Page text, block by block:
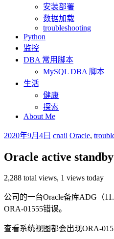
安装部署
数据加载
troubleshooting
Python
监控
DBA 常用脚本
MySQL DBA 脚本
生活
健康
探索
About Me
2020年9月4日 cnail Oracle,
Oracle active
2,288 total views, 1 views today
公司的一台Oracle备库ADG（
ORA-01555错误。
查看系统视图都会出现ORA-